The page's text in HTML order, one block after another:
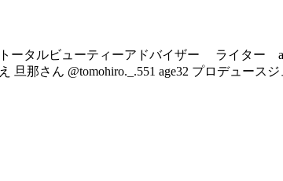
トータルビューティーアドバイザー ライター
え 旦那さん @tomohiro._.551 age32 プロデュー